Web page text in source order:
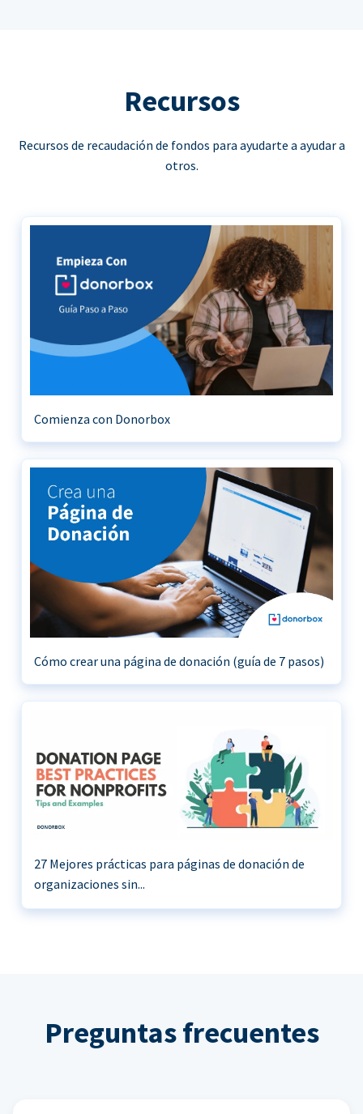
Recursos
Recursos de recaudación de fondos para ayudarte a ayudar a
otros.
Comienza con Donorbox
Cómo crear una página de donación (guía de 7 pasos)
27 Mejores prácticas para páginas de donación de
organizaciones sin...
Preguntas frecuentes